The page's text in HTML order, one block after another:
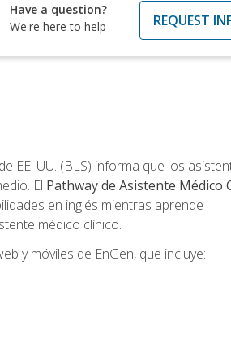
Have a question?
We're here to help
REQUEST
EE. UU. (BLS) informa que los
El Pathway de Asistente Médico
en inglés mientras aprende
médico clínico.
y móviles de EnGen, que incluye: